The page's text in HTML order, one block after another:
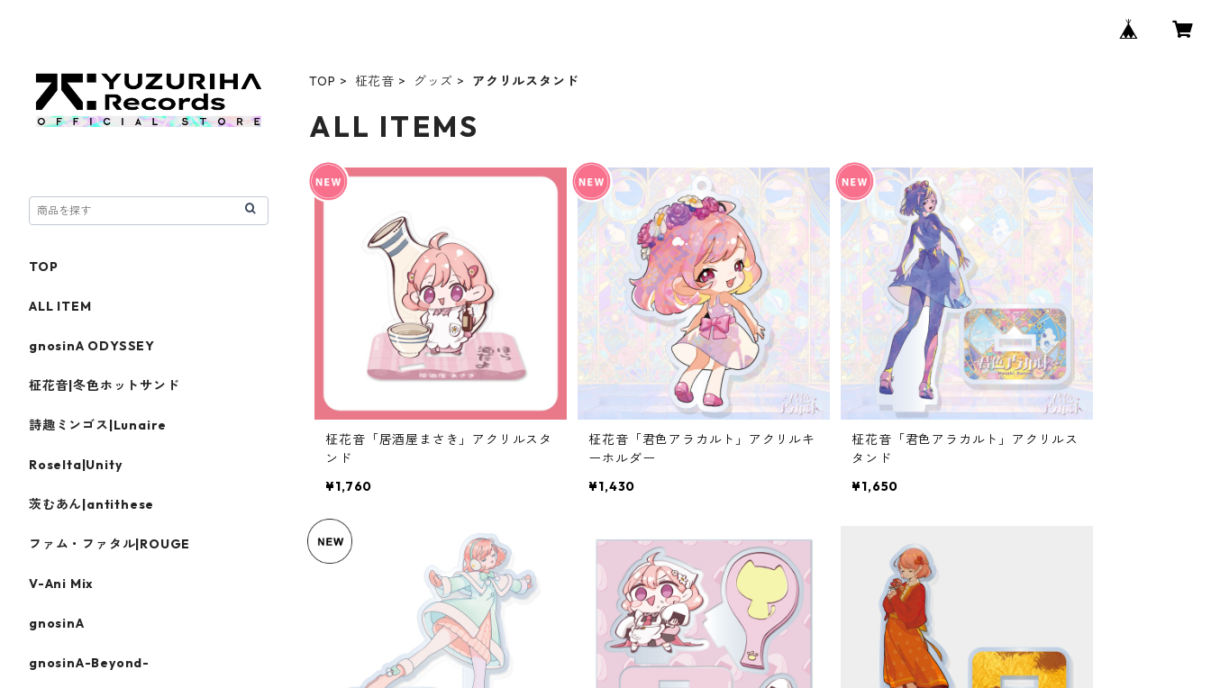
TOP 柾花音 グッズ アクリルスタンド
ALL ITEMS
柾花音「居酒屋まさき」アクリルスタ
ンド
¥1,760
柾花音「君色アラカルト」アクリルキ
ーホルダー
¥1,430
柾花音「君色アラカルト」アクリルス
タンド
¥1,650
TOP
ALL ITEM
gnosinA ODYSSEY
柾花音|冬色ホットサンド
詩趣ミンゴス|Lunaire
Roselta|Unity
茨むあん|antithese
ファム・ファタル|ROUGE
V-Ani Mix
gnosinA
gnosinA-Beyond-